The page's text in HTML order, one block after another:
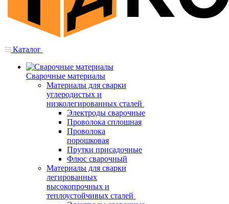
Каталог
Сварочные материалы
Материалы для сварки
углеродистых и
низколегированных сталей
Электроды сварочные
Проволока сплошная
Проволока
порошковая
Прутки присадочные
Флюс сварочный
Материалы для сварки
легированных
высокопрочных и
теплоустойчивых сталей